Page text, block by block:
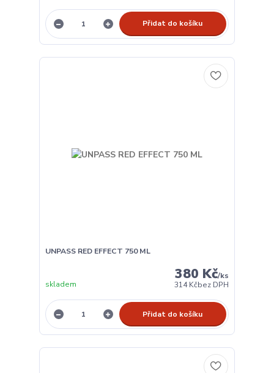
Přidat do košíku
UNPASS RED EFFECT 750 ML
380 Kč/ks
314 Kčbez DPH
skladem
Přidat do košíku